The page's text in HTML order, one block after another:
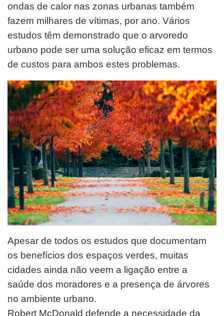
ondas de calor nas zonas urbanas também
fazem milhares de vítimas, por ano. Vários
estudos têm demonstrado que o arvoredo
urbano pode ser uma solução eficaz em termos
de custos para ambos estes problemas.
Apesar de todos os estudos que documentam
os benefícios dos espaços verdes, muitas
cidades ainda não veem a ligação entre a
saúde dos moradores e a presença de árvores
no ambiente urbano.
Robert McDonald defende a necessidade da